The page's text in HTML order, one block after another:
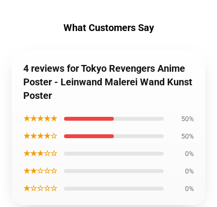
What Customers Say
4 reviews for Tokyo Revengers Anime
Poster - Leinwand Malerei Wand Kunst
Poster
★★★★★ 50%
★★★★☆ 50%
★★★☆☆ 0%
★★☆☆☆ 0%
★☆☆☆☆ 0%